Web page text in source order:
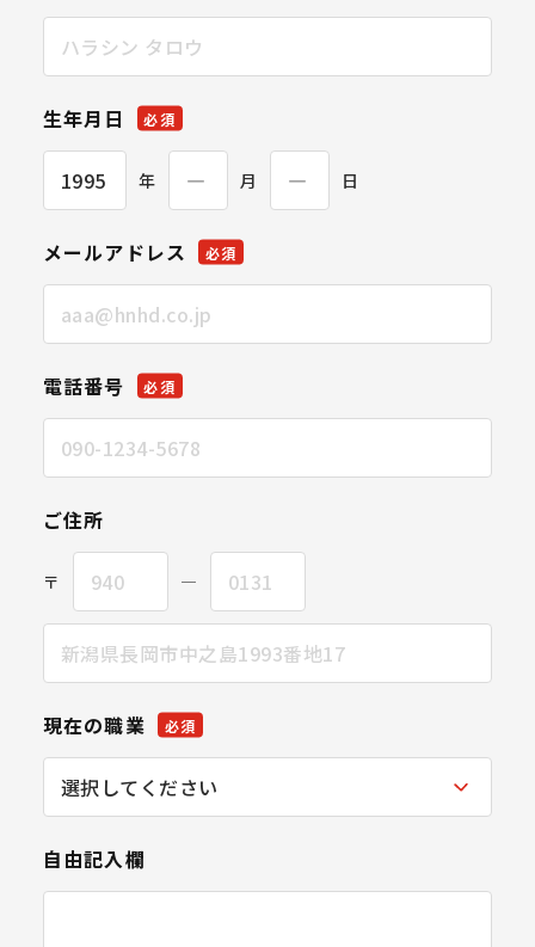
生年月日 必須
年 月 日
メールアドレス 必須
電話番号 必須
ご住所
〒 ―
現在の職業 必須
自由記入欄